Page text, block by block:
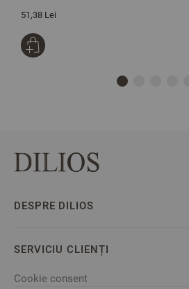
51,38 Lei
DESPRE DILIOS
SERVICIU CLIENȚI
Cookie consent